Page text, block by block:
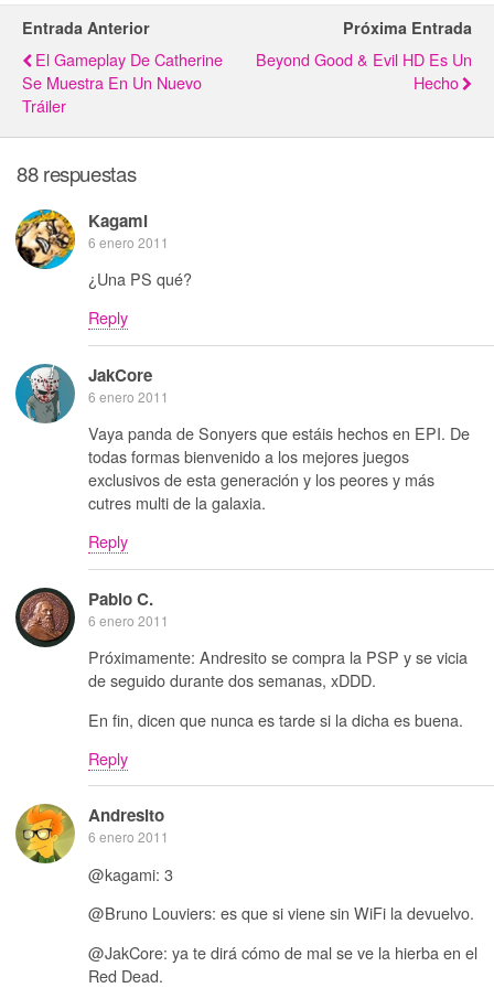
Entrada Anterior
El Gameplay De Catherine
Se Muestra En Un Nuevo
Tráiler
Próxima Entrada
Beyond Good & Evil HD Es Un
Hecho
88 respuestas
Kagami
6 enero 2011
¿Una PS qué?
Reply
JakCore
6 enero 2011
Vaya panda de Sonyers que estáis hechos en EPI. De
todas formas bienvenido a los mejores juegos
exclusivos de esta generación y los peores y más
cutres multi de la galaxia.
Reply
Pablo C.
6 enero 2011
Próximamente: Andresito se compra la PSP y se vicia
de seguido durante dos semanas, xDDD.
En fin, dicen que nunca es tarde si la dicha es buena.
Reply
Andresito
6 enero 2011
@kagami: 3
@Bruno Louviers: es que si viene sin WiFi la devuelvo.
@JakCore: ya te dirá cómo de mal se ve la hierba en el
Red Dead.